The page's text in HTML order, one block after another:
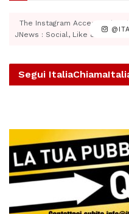
The Instagram Access
JNews : Social, Like & View >
Segui